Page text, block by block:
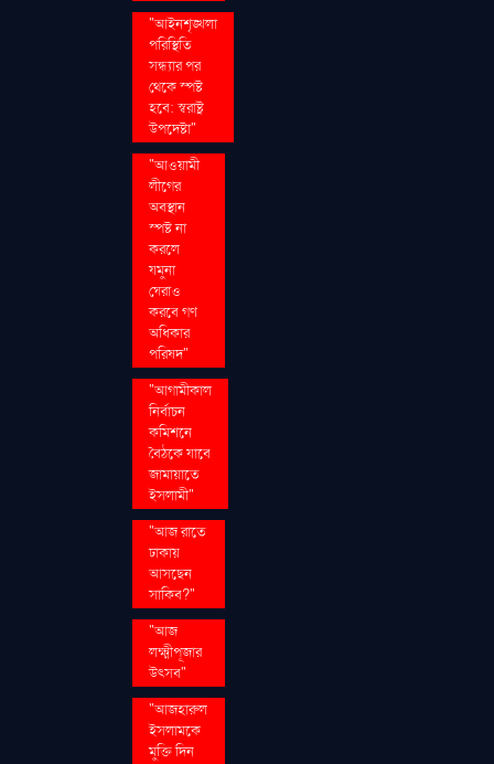
"আইনশৃঙ্খলা
পরিস্থিতি
সন্ধ্যার পর
থেকে স্পষ্ট
হবে: স্বরাষ্ট্র
উপদেষ্টা"
"আওয়ামী
লীগের
অবস্থান
স্পষ্ট না
করলে
যমুনা
ঘেরাও
করবে গণ
অধিকার
পরিষদ"
"আগামীকাল
নির্বাচন
কমিশনে
বৈঠকে যাবে
জামায়াতে
ইসলামী"
"আজ রাতে
ঢাকায়
আসছেন
সাকিব?"
"আজ
লক্ষ্মীপূজার
উৎসব"
"আজহারুল
ইসলামকে
মুক্তি দিন